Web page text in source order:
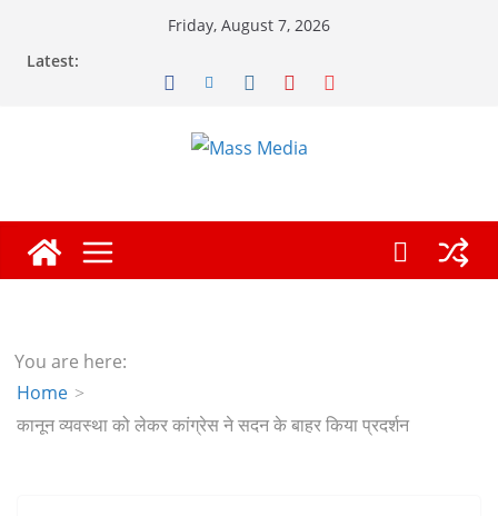
Friday, August 7, 2026
Latest:
You are here:
Home
कानून व्यवस्था को लेकर कांग्रेस ने सदन के बाहर किया प्रदर्शन